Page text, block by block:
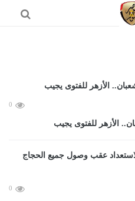
0
الأزهر للفتوى يجيب
0